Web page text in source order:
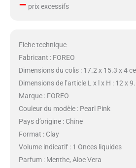
– prix excessifs
Fiche technique
Fabricant : FOREO
Dimensions du colis : 17.2 x 15.3 x 4
Dimensions de l’article L x l x H : 12 x
Marque : FOREO
Couleur du modèle : Pearl Pink
Pays d’origine : Chine
Format : Clay
Volume indicatif : 1 Onces liquides
Parfum : Menthe, Aloe Vera